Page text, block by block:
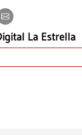
La Estrella